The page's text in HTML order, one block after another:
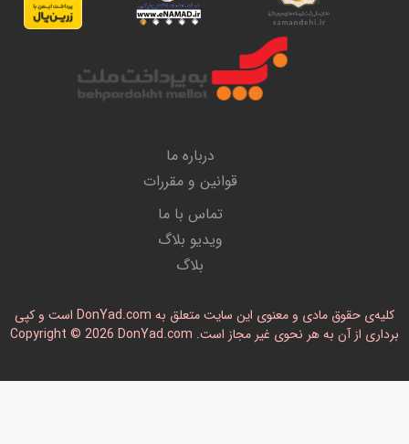
درباره ما
قوانین و مقررات
تماس با ما
ویدیو بلاگ
بلاگ
کلیه‌ی حقوق مادی و معنوی این سایت متعلق به DonYad.com است و کپی
برداری از آن به هر نحوی غیر مجاز است. Copyright © 2026 DonYad.com